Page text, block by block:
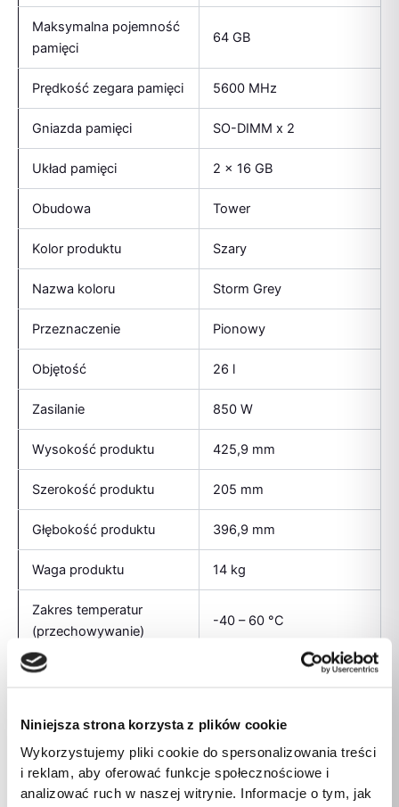
Niniejsza strona korzysta z plików cookie
Wykorzystujemy pliki cookie do spersonalizowania treści
i reklam, aby oferować funkcje społecznościowe i
analizować ruch w naszej witrynie. Informacje o tym, jak
Maksymalna pojemność
pamięci
64 GB
Prędkość zegara pamięci 5600 MHz
Gniazda pamięci SO-DIMM x 2
Układ pamięci 2 x 16 GB
Obudowa Tower
Kolor produktu Szary
Nazwa koloru Storm Grey
Przeznaczenie Pionowy
Objętość 26 l
Zasilanie 850 W
Wysokość produktu 425,9 mm
Szerokość produktu 205 mm
Głębokość produktu 396,9 mm
Waga produktu 14 kg
Zakres temperatur
(przechowywanie)
-40 – 60 °C
Dopuszczalna wysokość
Dopuszczalna
wilgotność względna
10 – 90%